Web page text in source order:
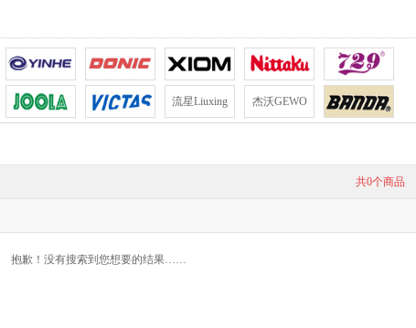
流星Liuxing 杰沃GEWO
共0个商品
抱歉！没有搜索到您想要的结果……